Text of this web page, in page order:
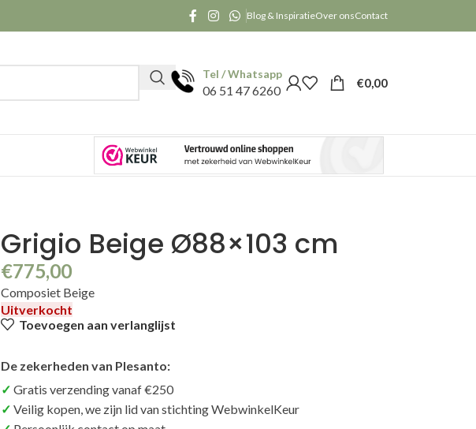
Blog & InspiratieOver onsContact
Tel / Whatsapp
06 51 47 6260
€0,00
Grigio Beige Ø88×103 cm
€775,00
Composiet Beige
Uitverkocht
Toevoegen aan verlanglijst
De zekerheden van Plesanto:
Gratis verzending vanaf €250
Veilig kopen, we zijn lid van stichting WebwinkelKeur